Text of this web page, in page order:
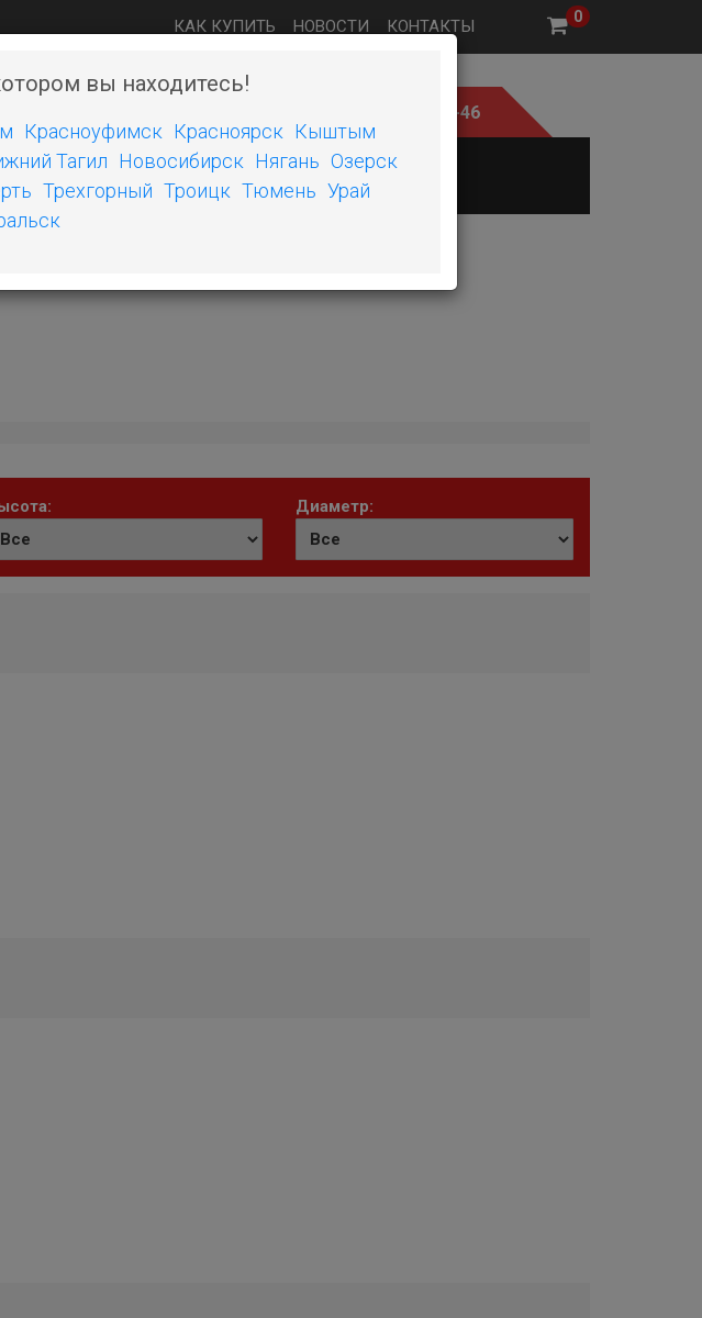
вы находитесь!
Красноуфимск Красноярск Кыштым
Тагил Новосибирск Нягань Озерск
Трехгорный Троицк Тюмень Урай
КАК КУПИТЬ НОВОСТИ КОНТАКТЫ 0
+7 (351) 242-06-46
ШИНЫ ИНДУСТРИАЛЬНЫЕ ШИНОМОНТАЖ
Диаметр: